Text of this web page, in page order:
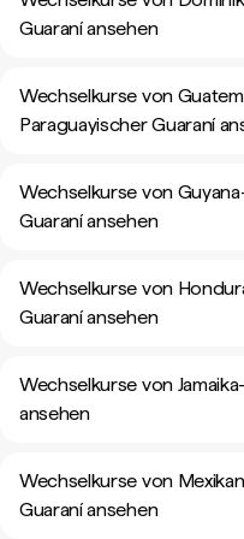
Guaraní ansehen
Wechselkurse von
Paraguayischer Guaraní
Wechselkurse von
Guaraní ansehen
Wechselkurse von
Guaraní ansehen
Wechselkurse von
ansehen
Wechselkurse von
Guaraní ansehen